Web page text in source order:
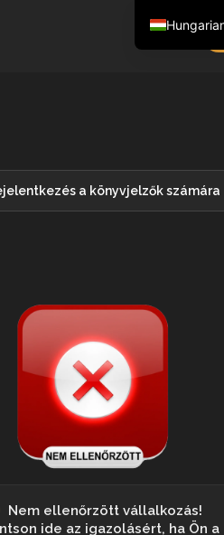
a könyvjelzők számára
Nem ellenőrzött vállalkozás!
ide az igazolásért, ha Ön a
English
French